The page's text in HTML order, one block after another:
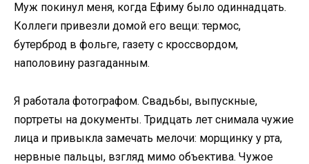
Муж покинул меня, когда Ефиму было одиннадцать.
Коллеги привезли домой его вещи: термос,
бутерброд в фольге, газету с кроссвордом,
наполовину разгаданным.
Я работала фотографом. Свадьбы, выпускные,
портреты на документы. Тридцать лет снимала чужие
лица и привыкла замечать мелочи: морщинку у рта,
нервные пальцы, взгляд мимо объектива. Чужое